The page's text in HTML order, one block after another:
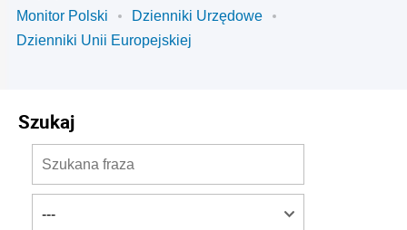
Monitor Polski
Dzienniki Urzędowe
Dzienniki Unii Europejskiej
Szukaj